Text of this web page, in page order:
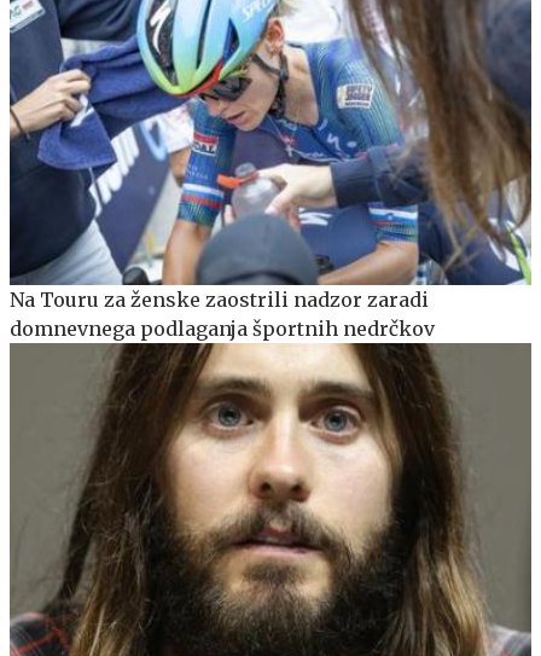
Na Touru za ženske zaostrili nadzor zaradi
domnevnega podlaganja športnih nedrčkov